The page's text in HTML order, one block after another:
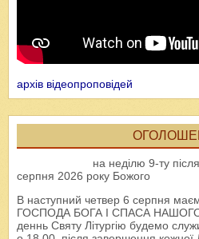
архів відеопроповідей
на неділю 9-ту
серпня 2026 року Божого
В наступний четвер 6 серпня
ГОСПОДА БОГА І СПАСА
деннь Святу Літургію будемо